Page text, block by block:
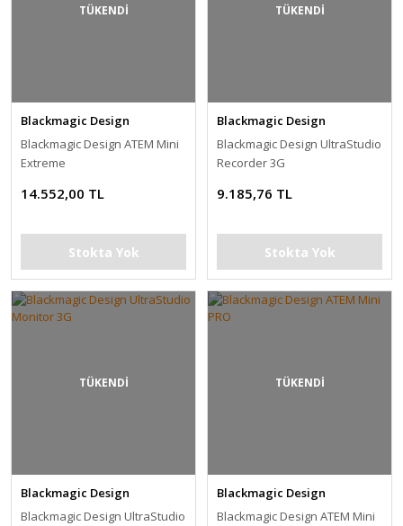
TÜKENDİ
Blackmagic Design
Blackmagic Design ATEM Mini
Extreme
14.552,00 TL
Stokta Yok
TÜKENDİ
Blackmagic Design
Blackmagic Design UltraStudio
Recorder 3G
9.185,76 TL
Stokta Yok
TÜKENDİ
Blackmagic Design
Blackmagic Design UltraStudio
TÜKENDİ
Blackmagic Design
Blackmagic Design ATEM Mini